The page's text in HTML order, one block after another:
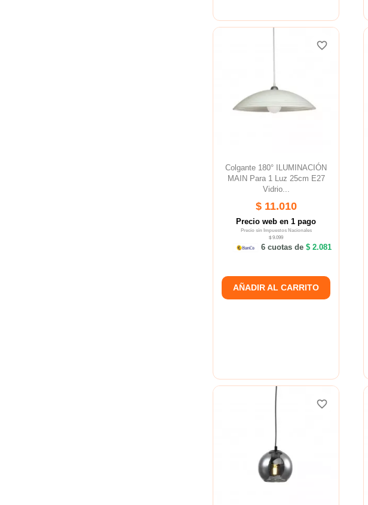
Colgante 180° ILUMINACIÓN
MAIN Para 1 Luz 25cm E27
Vidrio...
$ 11.010
Precio web en 1 pago
Precio sin Impuestos Nacionales
$ 9.099
6 cuotas de$ 2.081
AÑADIR AL CARRITO
favorite_border
favorite_border
favorite_border
favorite_border
favorite_border
favorite_border